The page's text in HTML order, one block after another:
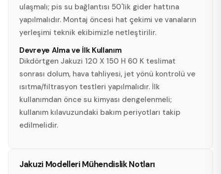
ulaşmalı; pis su bağlantısı 50'lik gider hattına
yapılmalıdır. Montaj öncesi hat çekimi ve vanaların
yerleşimi teknik ekibimizle netleştirilir.
Devreye Alma ve İlk Kullanım
Dikdörtgen Jakuzi 120 X 150 H 60 K teslimat
sonrası dolum, hava tahliyesi, jet yönü kontrolü ve
ısıtma/filtrasyon testleri yapılmalıdır. İlk
kullanımdan önce su kimyası dengelenmeli;
kullanım kılavuzundaki bakım periyotları takip
edilmelidir.
Jakuzi Modelleri Mühendislik Notları